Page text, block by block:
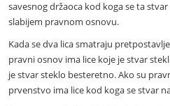
savesnog držaoca kod koga se ta
slabijem pravnom osnovu.
Kada se dva lica smatraju
pravni osnov ima lice koje je stvar
je stvar steklo besteretno. Ako su
prvenstvo ima lice kod koga se stvar